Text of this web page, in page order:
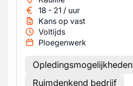
18 - 21 / uur
Kans op vast
Voltijds
Ploegenwerk
Opledingsmogelijkheden
Ruimdenkend bedrijf